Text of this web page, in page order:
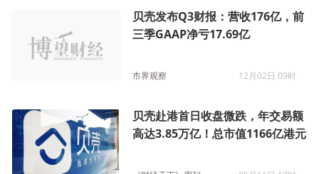
贝壳发布Q3财报：营收176亿，前
三季GAAP净亏17.69亿
市界观察 12月02日 09时
贝壳赴港首日收盘微跌，年交易额
高达3.85万亿！总市值1166亿港元